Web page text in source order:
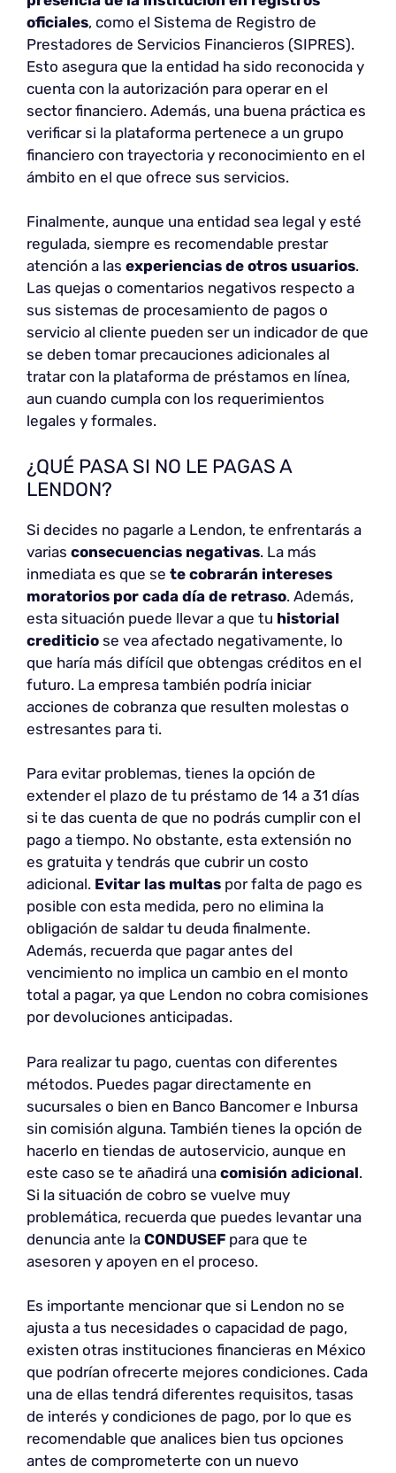
oficiales, como el Sistema de Registro de
Prestadores de Servicios Financieros (SIPRES).
Esto asegura que la entidad ha sido reconocida y
cuenta con la autorización para operar en el
sector financiero. Además, una buena práctica es
verificar si la plataforma pertenece a un grupo
financiero con trayectoria y reconocimiento en el
ámbito en el que ofrece sus servicios.
Finalmente, aunque una entidad sea legal y esté
regulada, siempre es recomendable prestar
atención a las experiencias de otros usuarios.
Las quejas o comentarios negativos respecto a
sus sistemas de procesamiento de pagos o
servicio al cliente pueden ser un indicador de que
se deben tomar precauciones adicionales al
tratar con la plataforma de préstamos en línea,
aun cuando cumpla con los requerimientos
legales y formales.
¿QUÉ PASA SI NO LE PAGAS A
LENDON?
Si decides no pagarle a Lendon, te enfrentarás a
varias consecuencias negativas. La más
inmediata es que se te cobrarán intereses
moratorios por cada día de retraso. Además,
esta situación puede llevar a que tu historial
crediticio se vea afectado negativamente, lo
que haría más difícil que obtengas créditos en el
futuro. La empresa también podría iniciar
acciones de cobranza que resulten molestas o
estresantes para ti.
Para evitar problemas, tienes la opción de
extender el plazo de tu préstamo de 14 a 31 días
si te das cuenta de que no podrás cumplir con el
pago a tiempo. No obstante, esta extensión no
es gratuita y tendrás que cubrir un costo
adicional. Evitar las multas por falta de pago es
posible con esta medida, pero no elimina la
obligación de saldar tu deuda finalmente.
Además, recuerda que pagar antes del
vencimiento no implica un cambio en el monto
total a pagar, ya que Lendon no cobra comisiones
por devoluciones anticipadas.
Para realizar tu pago, cuentas con diferentes
métodos. Puedes pagar directamente en
sucursales o bien en Banco Bancomer e Inbursa
sin comisión alguna. También tienes la opción de
hacerlo en tiendas de autoservicio, aunque en
este caso se te añadirá una comisión adicional.
Si la situación de cobro se vuelve muy
problemática, recuerda que puedes levantar una
denuncia ante la CONDUSEF para que te
asesoren y apoyen en el proceso.
Es importante mencionar que si Lendon no se
ajusta a tus necesidades o capacidad de pago,
existen otras instituciones financieras en México
que podrían ofrecerte mejores condiciones. Cada
una de ellas tendrá diferentes requisitos, tasas
de interés y condiciones de pago, por lo que es
recomendable que analices bien tus opciones
antes de comprometerte con un nuevo